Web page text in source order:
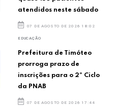
atendidos neste sábado
07 DE AGOSTO DE 2026 18:02
EDUCAÇÃO
Prefeitura de Timóteo
prorroga prazo de
inscrições para o 2º Ciclo
da PNAB
07 DE AGOSTO DE 2026 17:44